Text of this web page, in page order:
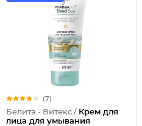
(7)
Белита - Витекс / Крем для
лица для умывания